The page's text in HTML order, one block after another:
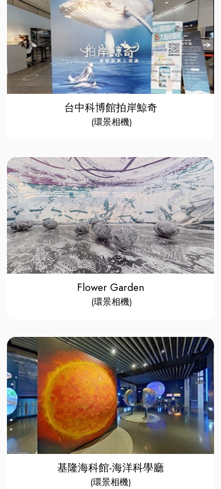
台中科博館拍岸鯨奇
(環景相機)​​
Flower Garden
(環景相機)​
基隆海科館-海洋科學廳
(環景相機)